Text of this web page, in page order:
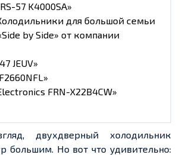
57 K4000SA»
для большой семьи
by Side» от компании
JEUV»
FRN-X22B4CW»
двухдверный холодильник
большим. Но вот что удивительно: